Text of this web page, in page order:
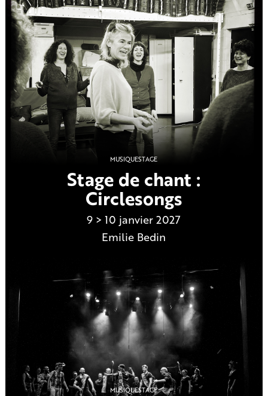
MUSIQUESTAGE
Stage de chant :
Circlesongs
9 > 10 janvier 2027
Emilie Bedin
MUSIQUESTAGE